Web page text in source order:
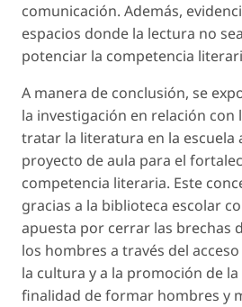
comunicación. Además,
espacios donde la lectura no
potenciar la competencia
A manera de conclusión, se
la investigación en relación con
tratar la literatura en la escuela
proyecto de aula para el
competencia literaria. Este
gracias a la biblioteca escolar
apuesta por cerrar las brechas
los hombres a través del
la cultura y a la promoción de
finalidad de formar hombres y